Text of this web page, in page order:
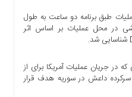
طبق برنامه دو ساعت به طول
در محل عملیات بر اساس اثر
در جریان عملیات آمریکا برای از
سرکرده داعش در سوریه هدف قرار